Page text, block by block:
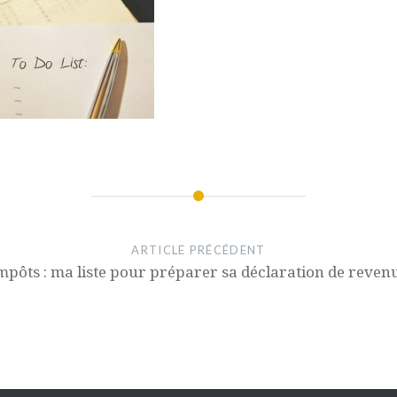
ARTICLE PRÉCÉDENT
: ma liste pour préparer sa déclaration de